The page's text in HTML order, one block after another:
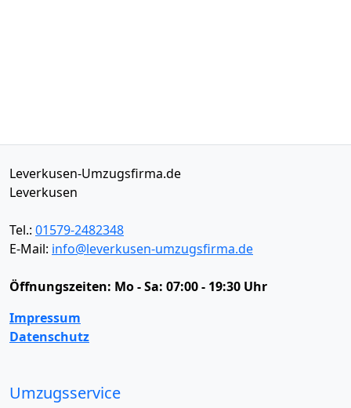
Leverkusen-Umzugsfirma.de
Leverkusen
Tel.: 01579-2482348
E-Mail: info@leverkusen-umzugsfirma.de
Öffnungszeiten: Mo - Sa: 07:00 - 19:30 Uhr
Impressum
Datenschutz
Umzugsservice